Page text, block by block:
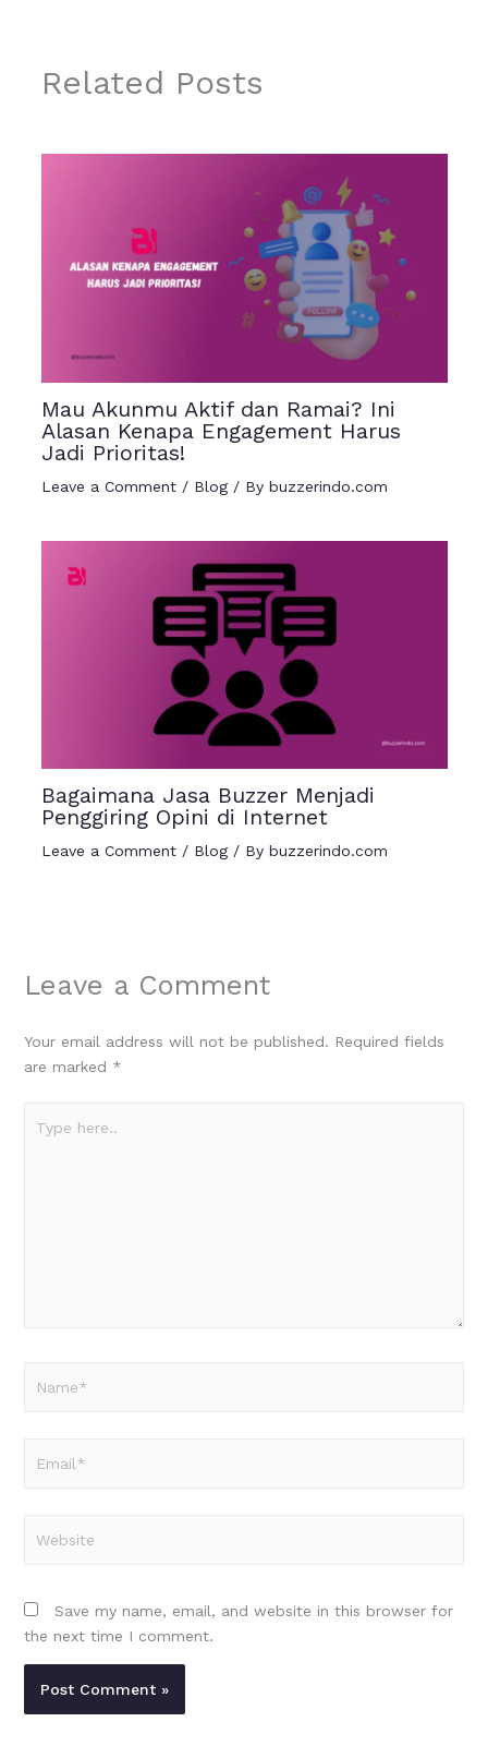
Related Posts
Mau Akunmu Aktif dan Ramai? Ini
Alasan Kenapa Engagement Harus
Jadi Prioritas!
Leave a Comment / Blog/ By buzzerindo.com
Bagaimana Jasa Buzzer Menjadi
Penggiring Opini di Internet
Leave a Comment / Blog/ By buzzerindo.com
Leave a Comment
Your email address will not be published. Required fields
are marked *
here..
Save my name, email, and website in this browser for
the next time I comment.